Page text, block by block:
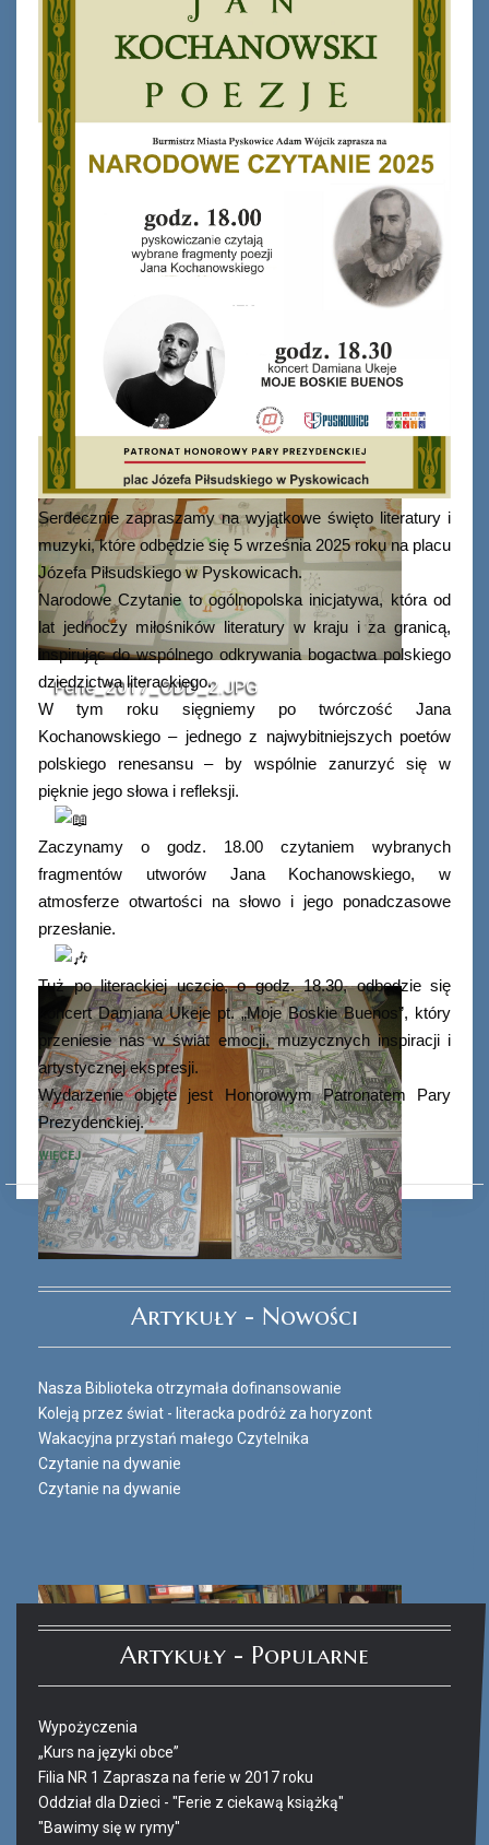
Ferie_2017_ODD_1.JPG
Ferie_2017_ODD_2.JPG
Ferie_2017_ODD_3.JPG
Serdecznie zapraszamy na wyjątkowe święto literatury i
muzyki, które odbędzie się 5 września 2025 roku na placu
Józefa Piłsudskiego w Pyskowicach.
Narodowe Czytanie to ogólnopolska inicjatywa, która od
lat jednoczy miłośników literatury w kraju i za granicą,
inspirując do wspólnego odkrywania bogactwa polskiego
dziedzictwa literackiego.
W tym roku sięgniemy po twórczość Jana
Kochanowskiego – jednego z najwybitniejszych poetów
polskiego renesansu – by wspólnie zanurzyć się w
pięknie jego słowa i refleksji.
Zaczynamy o godz. 18.00 czytaniem wybranych
fragmentów utworów Jana Kochanowskiego, w
atmosferze otwartości na słowo i jego ponadczasowe
przesłanie.
Tuż po literackiej uczcie, o godz. 18.30, odbędzie się
koncert Damiana Ukeje pt. „Moje Boskie Buenos”, który
przeniesie nas w świat emocji, muzycznych inspiracji i
artystycznej ekspresji.
Wydarzenie objęte jest Honorowym Patronatem Pary
Prezydenckiej.
WIĘCEJ
Artykuły - Nowości
Nasza Biblioteka otrzymała dofinansowanie
Koleją przez świat - literacka podróż za horyzont
Wakacyjna przystań małego Czytelnika
Czytanie na dywanie
Czytanie na dywanie
Artykuły - Popularne
Wypożyczenia
„Kurs na języki obce”
Filia NR 1 Zaprasza na ferie w 2017 roku
Oddział dla Dzieci - "Ferie z ciekawą książką"
"Bawimy się w rymy"